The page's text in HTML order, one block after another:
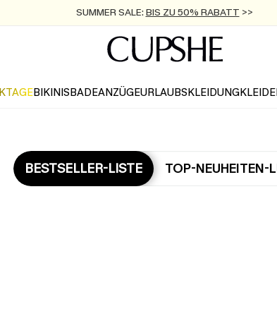
SUMMER SALE: BIS ZU 50% RABATT >>
ZUM NEWSLETTER:BIS ZU -20% EXTRA ERHALTEN
KOSTENLOSER VERSAND AB 89 €
BIKINISBADEANZÜGEURLAUBSKLEIDUNG
BESTSELLER-LISTE TOP-NEUHEITEN-